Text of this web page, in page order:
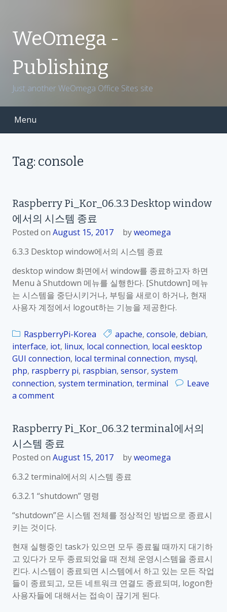
WeOmega -
Publishing
Just another WeOmega Office Sites site
Menu
Tag: console
Raspberry Pi_Kor_06.3.3 Desktop window
에서의 시스템 종료
Posted on August 15, 2017 byweomega
6.3.3 Desktop window에서의 시스템 종료
desktop window 화면에서 window를 종료하고자 하면
Menu à Shutdown 메뉴를 실행한다. [Shutdown] 메뉴
는 시스템을 중단시키거나, 부팅을 새로이 하거나, 현재
사용자 계정에서 logout하는 기능을 제공한다.
RaspberryPi-Korea apache, console, debian,
interface, iot, linux, local connection, local eesktop
GUI connection, local terminal connection, mysql,
php, raspberry pi, raspbian, sensor, system
connection, system termination, terminal
Leave
a comment
a
s
p
e
r
y
P
_
K
o
r
Raspberry Pi_Kor_06.3.2 terminal에서의
시스템 종료
Posted on August 15, 2017 byweomega
6.3.2 terminal에서의 시스템 종료
6.3.2.1 “shutdown” 명령
“shutdown”은 시스템 전체를 정상적인 방법으로 종료시
키는 것이다.
현재 실행중인 task가 있으면 모두 종료될 때까지 대기하
고 있다가 모두 종료되었을 때 전체 운영시스템을 종료시
킨다. 시스템이 종료되면 시스템에서 하고 있는 모든 작업
들이 종료되고, 모든 네트워크 연결도 종료되며, logon한
사용자들에 대해서는 접속이 끊기게 된다.